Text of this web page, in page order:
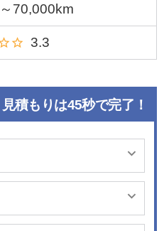
70,000km
3.3
積もりは45秒で完了！